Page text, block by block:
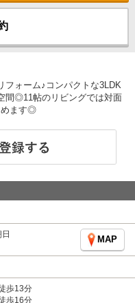
フォーム♪コンパクトな3LDK
間◎11帖のリビングでは対面
めます◎
MAP
歩13分
歩16分